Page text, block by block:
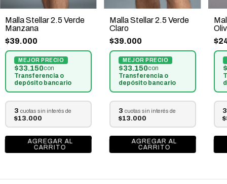
Malla Stellar 2.5 Verde
Manzana
$39.000
$33.150con
Transferencia o
depósito bancario
3 cuotas sin interés de
$13.000
Malla Stellar 2.5 Verde
Claro
$39.000
$33.150con
Transferencia o
depósito bancario
3 cuotas sin interés de
$13.000
3